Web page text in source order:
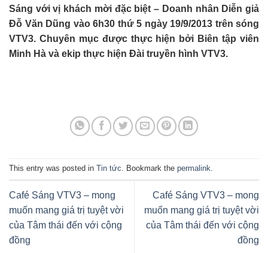
Sáng với vị khách mời đặc biệt – Doanh nhân Diễn giả
Đỗ Văn Dũng vào 6h30 thứ 5 ngày 19/9/2013 trên sóng
VTV3. Chuyên mục được thực hiện bởi Biên tập viên
Minh Hà và ekip thực hiện Đài truyền hình VTV3.
This entry was posted in Tin tức. Bookmark the permalink.
Café Sáng VTV3 – mong
muốn mang giá trị tuyệt vời
của Tâm thái đến với cộng
đồng
Café Sáng VTV3 – mong
muốn mang giá trị tuyệt vời
của Tâm thái đến với cộng
đồng